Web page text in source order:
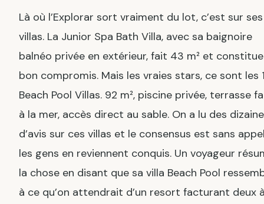
Là où l’Explorar sort vraiment du lot, c’est sur ses
villas. La Junior Spa Bath Villa, avec sa baignoire
balnéo privée en extérieur, fait 43 m² et
bon compromis. Mais les vraies stars, ce sont les
Beach Pool Villas. 92 m², piscine privée, terrasse
à la mer, accès direct au sable. On a lu des
d’avis sur ces villas et le consensus est sans
les gens en reviennent conquis. Un voyageur
la chose en disant que sa villa Beach Pool
à ce qu’on attendrait d’un resort facturant deux